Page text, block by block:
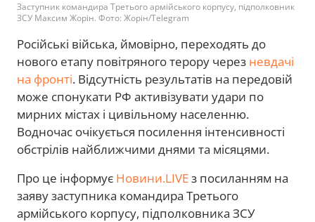
Заступник командира Третього армійського корпусу, підполковник
ЗСУ Максим Жорін. Фото: Жорін/Telegram
Російські війська, ймовірно, переходять до
нового етапу повітряного терору через невдачі
на фронті. Відсутність результатів на передовій
може спонукати РФ активізувати удари по
мирних містах і цивільному населенню.
Водночас очікується посилення інтенсивності
обстрілів найближчими днями та місяцями.
Про це інформує Новини.LIVEз посиланням на
заяву заступника командира Третього
армійського корпусу, підполковника ЗСУ